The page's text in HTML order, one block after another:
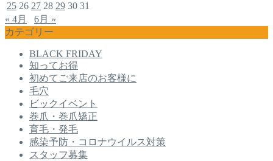
25 26 27 28 29 30 31
« 4月
6月 »
カテゴリー
BLACK FRIDAY
知ってお得
初めてご来店のお客様に
毛穴
ビックイベント
巻爪・巻爪矯正
育毛・発毛
感染予防・コロナウイルス対策
スタッフ募集